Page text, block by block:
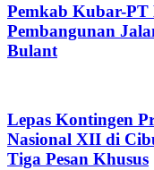
Pemkab Kubar-PT
Pembangunan
Bulant
Lepas Kontingen
Nasional XII di
Tiga Pesan Khusus